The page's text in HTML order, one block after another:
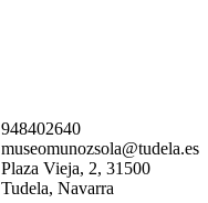
948402640
museomunozsola@tudela.es
Plaza Vieja, 2, 31500
Tudela, Navarra